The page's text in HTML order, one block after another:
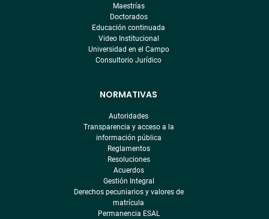
Maestrías
Doctorados
Educación continuada
Video Institucional
Universidad en el Campo
Consultorio Jurídico
NORMATIVAS
Autoridades
Transparencia y acceso a la
información pública
Reglamentos
Resoluciones
Acuerdos
Gestión Integral
Derechos pecuniarios y valores de
matrícula
Permanencia ESAL